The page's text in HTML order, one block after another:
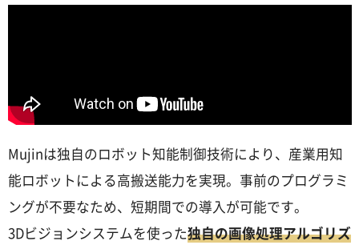
Mujinは独自のロボット知能制御技術により、産業用知
能ロボットによる高搬送能力を実現。事前のプログラミ
ングが不要なため、短期間での導入が可能です。
3Dビジョンシステムを使った独自の画像処理アルゴリズ